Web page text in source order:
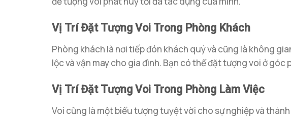
Vị Trí Đặt Tượng Voi Trong Phòng Khách
Phòng khách là nơi tiếp đón khách quý và cũng là không
lộc và vận may cho gia đình. Bạn có thể đặt tượng voi ở
Vị Trí Đặt Tượng Voi Trong Phòng Làm Việc
Voi cũng là một biểu tượng tuyệt vời cho sự nghiệp và